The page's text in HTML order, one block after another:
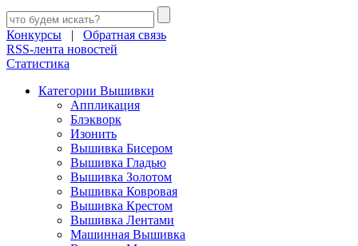
Конкурсы | Обратная связь
RSS-лента новостей
Статистика
Категории Вышивки
Аппликация
Блэкворк
Изонить
Вышивка Бисером
Вышивка Гладью
Вышивка Золотом
Вышивка Ковровая
Вышивка Крестом
Вышивка Лентами
Машинная Вышивка